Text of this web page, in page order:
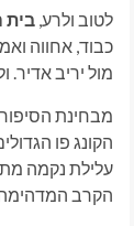
לטוב ולרע, בית
כבוד, אחווה
מול יריב
הקונג פו
עלילת נקמה
הקרב